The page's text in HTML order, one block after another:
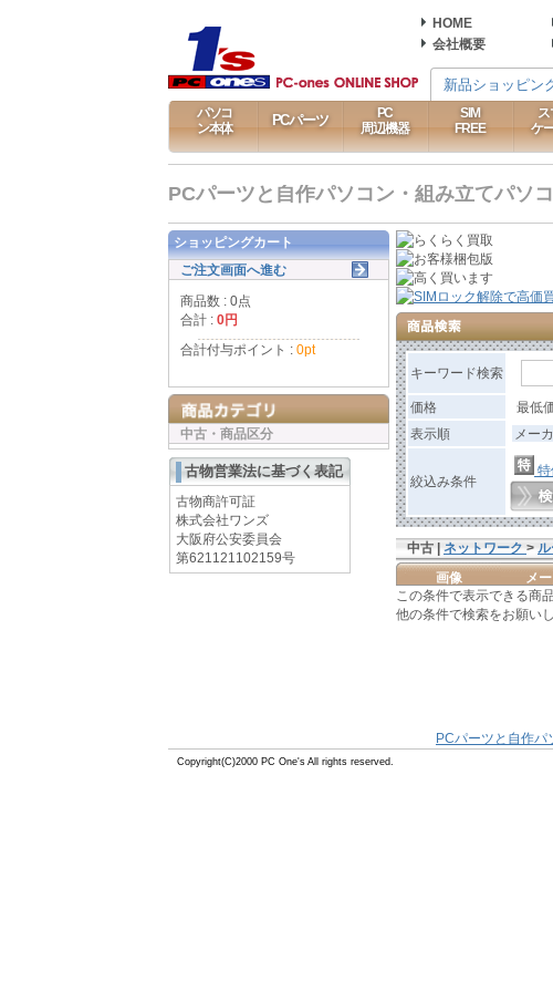
HOME
会社概要
新品ショッピン
パソコ
ン本体
PCパーツ
PC
周辺機器
SIM
FREE
ス
ケ
PCパーツと自作パソコン・組み立てパソ
キーワード検索
価格 最低
表示順
メーカ
絞込み条件
特
中古 | ネットワーク >
画像 メ
この条件で表示できる商
他の条件で検索をお願いし
ショッピングカート
ご注文画面へ進む
商品数 : 0点
合計 : 0円
合計付与ポイント : 0pt
中古・商品区分
古物営業法に基づく表記
古物商許可証
株式会社ワンズ
大阪府公安委員会
第621121102159号
PCパーツと自作
Copyright(C)2000 PC One's All rights reserved.